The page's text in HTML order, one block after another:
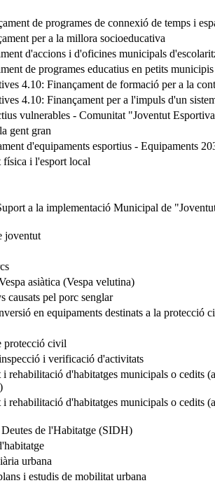
de programes de connexió de temps i
per a la millora socioeducativa
d'accions i d'oficines municipals
de programes educatius en petits municipis
4.10: Finançament de formació per a la
4.10: Finançament per a l'impuls d'un
vulnerables - Comunitat "Joventut
gent gran
d'equipaments esportius - Equipaments
i l'esport local
a la implementació Municipal de
joventut
asiàtica (Vespa velutina)
causats pel porc senglar
en equipaments destinats a la protecció
protecció civil
i verificació d'activitats
rehabilitació d'habitatges municipals o cedits
rehabilitació d'habitatges municipals o cedits
de l'Habitatge (SIDH)
urbana
i estudis de mobilitat urbana